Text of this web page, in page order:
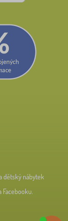
dětský nábytek
Facebooku.